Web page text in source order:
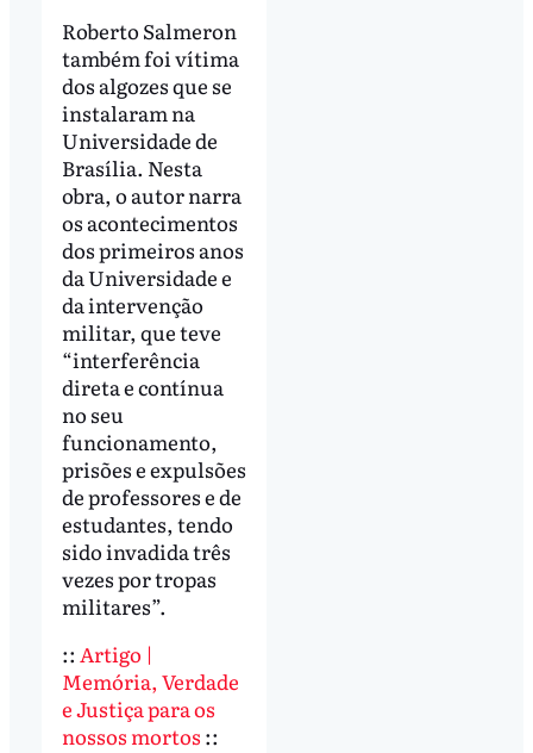
Roberto Salmeron
também foi vítima
dos algozes que se
instalaram na
Universidade de
Brasília. Nesta
obra, o autor narra
os acontecimentos
dos primeiros anos
da Universidade e
da intervenção
militar, que teve
“interferência
direta e contínua
no seu
funcionamento,
prisões e expulsões
de professores e de
estudantes, tendo
sido invadida três
vezes por tropas
militares”.
:: Artigo |
Memória, Verdade
e Justiça para os
nossos mortos ::